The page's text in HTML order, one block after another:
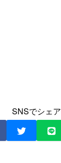
SNSでシェア